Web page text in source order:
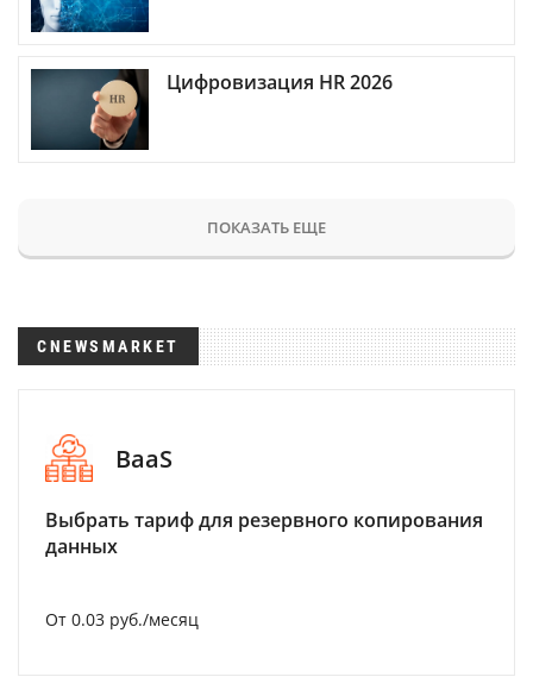
Цифровизация HR 2026
ПОКАЗАТЬ ЕЩЕ
CNEWSMARKET
BaaS
Выбрать тариф для резервного копирования
данных
От 0.03 руб./месяц